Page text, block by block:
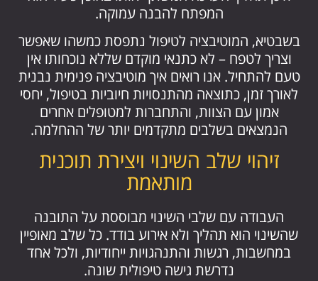
המפתח להבנה עמוקה.
בשבטיא, המוטיבציה לטיפול נתפסת כמשהו שאפשר
וצריך לטפח – לא כתנאי מוקדם שללא נוכחותו אין
טעם להתחיל. אנו רואים איך מוטיבציה פנימית נבנית
לאורך זמן, כתוצאה מהתנסויות חיוביות בטיפול, יחסי
אמון עם הצוות, והתחברות למטופלים אחרים
הנמצאים בשלבים מתקדמים יותר של ההחלמה.
זיהוי שלב השינוי ויצירת תוכנית
מותאמת
העבודה עם שלבי השינוי מבוססת על התובנה
שהשינוי הוא תהליך ולא אירוע בודד. כל שלב מאופיין
במחשבות, רגשות והתנהגויות ייחודיות, ולכל אחד
נדרשת גישה טיפולית שונה.